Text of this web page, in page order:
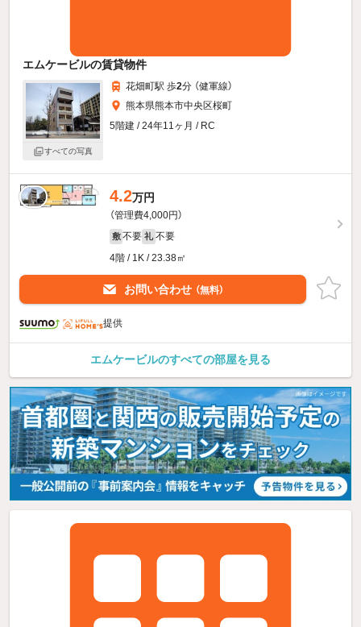
エムケービルの賃貸物件
すべての写真
花畑町駅 歩2分 （健軍線）
熊本県熊本市中央区桜町
5階建 / 24年11ヶ月 / RC
4.2万円
（管理費4,000円）
敷 不要 礼 不要
4階 / 1K / 23.38㎡
お問い合わせ （無料）
提供
エムケービルのすべての部屋を見る